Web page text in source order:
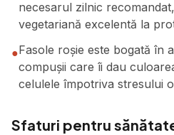
necesarul zilnic
vegetariană excelentă la
●Fasole roșie este bogată în
compușii care îi dau
celulele împotriva stresului
Sfaturi pentru